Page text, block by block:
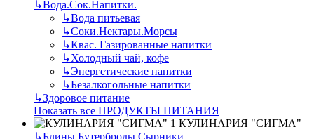
↳Вода.Сок.Напитки.
↳Вода питьевая
↳Соки.Нектары.Морсы
↳Квас. Газированные напитки
↳Холодный чай, кофе
↳Энергетические напитки
↳Безалкогольные напитки
↳Здоровое питание
Показать все ПРОДУКТЫ ПИТАНИЯ
КУЛИНАРИЯ "СИГМА"
↳Блины.Бутерброды.Сырники